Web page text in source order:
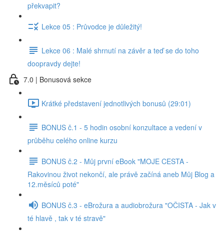
překvapit?
Lekce 05 : Průvodce je důležitý!
Lekce 06 : Malé shrnutí na závěr a teď se do toho
doopravdy dejte!
7.0 | Bonusová sekce
Krátké představení jednotlivých bonusů (29:01)
BONUS č.1 - 5 hodin osobní konzultace a vedení v
průběhu celého online kurzu
BONUS č.2 - Můj první eBook "MOJE CESTA -
Rakovinou život nekončí, ale právě začíná aneb Můj Blog a
12.měsíců poté"
BONUS č.3 - eBrožura a audiobrožura "OČISTA - Jak v
té hlavě , tak v té stravě"